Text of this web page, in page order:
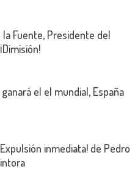
la Fuente, Presidente del
ganará el el mundial, España
inmediata! de Pedro